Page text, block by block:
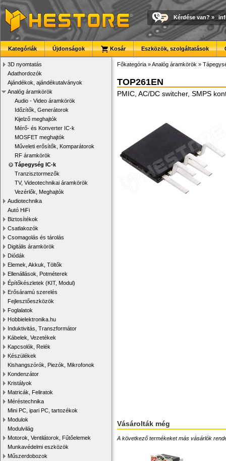
Kérdése van? »
Kategóriák Újdonságok Kosár Eszközök, szolgáltatások
3D nyomtatás
Adathordozók
Ajándékok, ajándékutalványok
Analóg áramkörök
Audio - Video áramkörök
Időzítők, Generátorok
Kijelző meghajtók
Mérő- és Konverter IC-k
MOSFET meghajtók
Műveleti erősítők, Komparátorok
RF áramkörök
Tápegység IC-k
Tranzisztormezők
TV, Videotechnikai áramkörök
Vezérlők, Meghajtók
Audiotechnika
Autó HiFi
Biztosítékok
Csatlakozók
Csomagolás és tárolás
Digitális áramkörök
Diódák
Elemek, Akkuk, Töltők
Ellenállások, Potméterek
Építőkészletek (KIT, Modul)
Erősáramú szerelés
Fejlesztőeszközök
Foglalatok
Hobbielektronika.hu
Induktivitás, Transzformátor
Kábelek, Vezetékek
Kapcsolók, Relék
Készülékek
Kishangszórók, Piezók, Mikrofonok
Kondenzátor
Kristályok
Matricák, Feliratok
Méréstechnika
Mini PC, ipari PC, tartozékok
Modulok
Modulvilág
Motorok, Ventilátorok, Fűtőelemek
Munkavédelmi eszközök
Műszerdobozok
Főkategória »Analóg áramkörök »
TOP261EN
PMIC, AC/DC switcher, SMPS
Vásárolták még
A következő termékeket más vásárlók